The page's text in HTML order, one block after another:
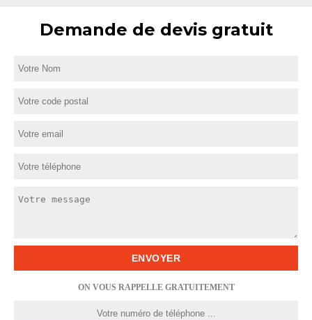
Demande de devis gratuit
ON VOUS RAPPELLE GRATUITEMENT